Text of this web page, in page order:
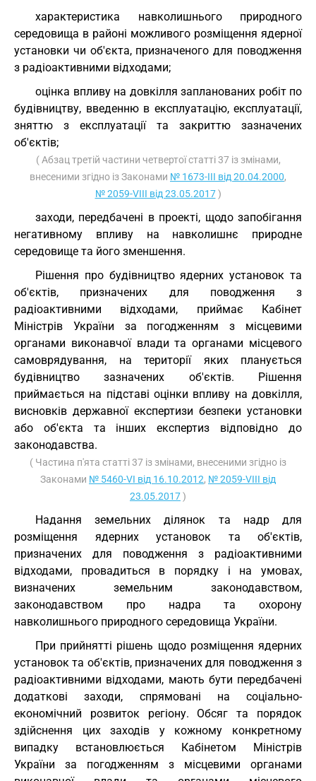
характеристика навколишнього природного
середовища в районі можливого розміщення ядерної
установки чи об'єкта, призначеного для поводження
з радіоактивними відходами;
оцінка впливу на довкілля запланованих робіт по
будівництву, введенню в експлуатацію, експлуатації,
зняттю з експлуатації та закриттю зазначених
об'єктів;
( Абзац третій частини четвертої статті 37 із змінами,
внесеними згідно із Законами № 1673-III від 20.04.2000,
№ 2059-VIII від 23.05.2017)
заходи, передбачені в проекті, щодо запобігання
негативному впливу на навколишнє природне
середовище та його зменшення.
Рішення про будівництво ядерних установок та
об'єктів, призначених для поводження з
радіоактивними відходами, приймає Кабінет
Міністрів України за погодженням з місцевими
органами виконавчої влади та органами місцевого
самоврядування, на території яких планується
будівництво зазначених об'єктів. Рішення
приймається на підставі оцінки впливу на довкілля,
висновків державної експертизи безпеки установки
або об'єкта та інших експертиз відповідно до
законодавства.
( Частина п'ята статті 37 із змінами, внесеними згідно із
Законами № 5460-VI від 16.10.2012, № 2059-VIII від
23.05.2017)
Надання земельних ділянок та надр для
розміщення ядерних установок та об'єктів,
призначених для поводження з радіоактивними
відходами, провадиться в порядку і на умовах,
визначених земельним законодавством,
законодавством про надра та охорону
навколишнього природного середовища України.
При прийнятті рішень щодо розміщення ядерних
установок та об'єктів, призначених для поводження з
радіоактивними відходами, мають бути передбачені
додаткові заходи, спрямовані на соціально-
економічний розвиток регіону. Обсяг та порядок
здійснення цих заходів у кожному конкретному
випадку встановлюється Кабінетом Міністрів
України за погодженням з місцевими органами